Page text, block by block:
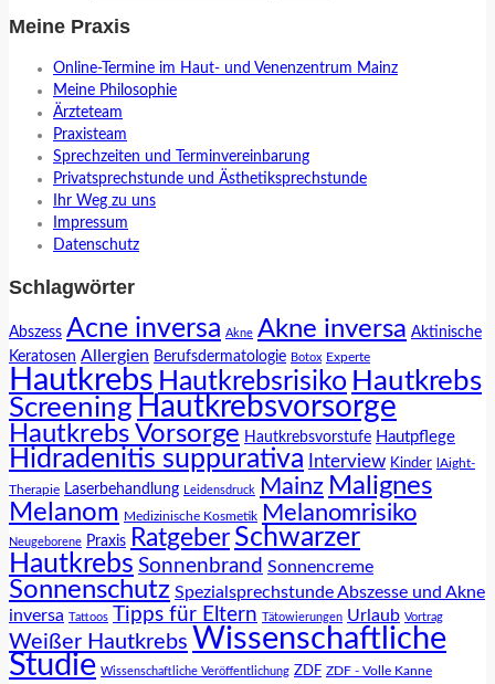
Meine Praxis
Online-Termine im Haut- und Venenzentrum Mainz
Meine Philosophie
Ärzteteam
Praxisteam
Sprechzeiten und Terminvereinbarung
Privatsprechstunde und Ästhetiksprechstunde
Ihr Weg zu uns
Impressum
Datenschutz
Schlagwörter
Abszess Acne inversa Akne Akne inversa Aktinische
Keratosen Allergien Berufsdermatologie Botox Experte
Hautkrebs Hautkrebsrisiko Hautkrebs
Screening Hautkrebsvorsorge
Hautkrebs Vorsorge Hautkrebsvorstufe Hautpflege
Hidradenitis suppurativa Interview Kinder lAight-
Therapie Laserbehandlung Leidensdruck Mainz Malignes
Melanom Medizinische Kosmetik Melanomrisiko
Neugeborene Praxis Ratgeber Schwarzer
Hautkrebs Sonnenbrand Sonnencreme
Sonnenschutz Spezialsprechstunde Abszesse und Akne
inversa
Tattoos Tipps für Eltern Tätowierungen Urlaub Vortrag
Weißer Hautkrebs Wissenschaftliche
Studie Wissenschaftliche Veröffentlichung ZDF ZDF - Volle Kanne